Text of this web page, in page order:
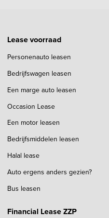
Lease voorraad
Personenauto leasen
Bedrijfswagen leasen
Een marge auto leasen
Occasion Lease
Een motor leasen
Bedrijfsmiddelen leasen
Halal lease
Auto ergens anders gezien?
Bus leasen
Financial Lease ZZP